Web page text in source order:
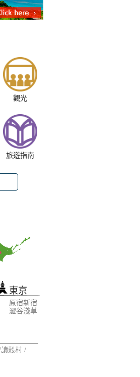
觀光
旅遊指南
東京
原宿新宿
澀谷淺草
讀穀村